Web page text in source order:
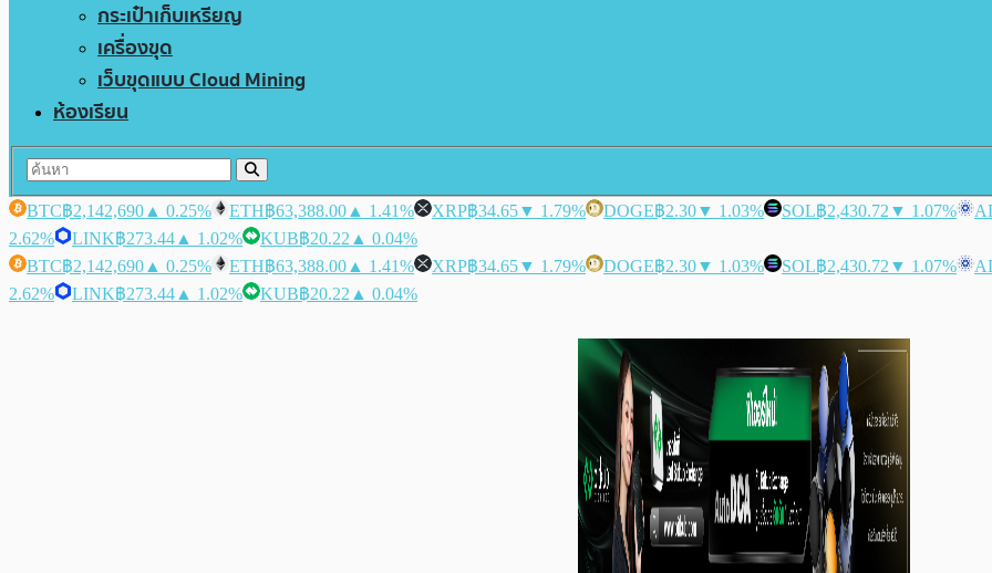
กระเป๋าเก็บเหรียญ
เครื่องขุด
เว็บขุดแบบ Cloud Mining
ห้องเรียน
BTC฿2,142,690 ▲ 0.25% ETH฿63,388.00 ▲ 1.41% XRP฿34.65▼ 1.79% DOGE฿2.30▼ 1.03% SOL฿2,430.72 ▼ 1.07%
2.62%
LINK฿273.44 ▲ 1.02% KUB฿20.22 ▲ 0.04%
BTC฿2,142,690 ▲ 0.25% ETH฿63,388.00 ▲ 1.41% XRP฿34.65▼ 1.79% DOGE฿2.30▼ 1.03% SOL฿2,430.72 ▼ 1.07%
2.62%
LINK฿273.44 ▲ 1.02% KUB฿20.22 ▲ 0.04%